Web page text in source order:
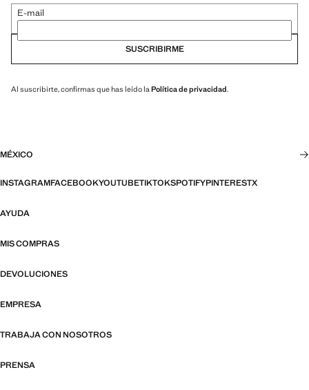
E-mail
SUSCRIBIRME
Al suscribirte, confirmas que has leído laPolítica de privacidad.
MÉXICO
INSTAGRAMFACEBOOKYOUTUBETIKTOKSPOTIFYPINTERESTX
AYUDA
MIS COMPRAS
DEVOLUCIONES
EMPRESA
TRABAJA CON NOSOTROS
PRENSA